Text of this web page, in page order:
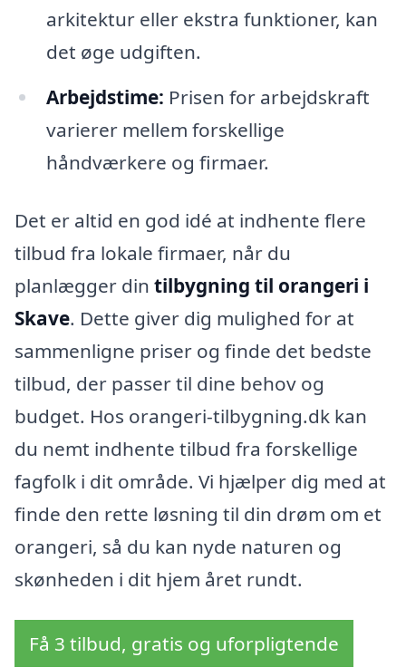
arkitektur eller ekstra funktioner, kan
det øge udgiften.
Arbejdstime: Prisen for arbejdskraft
varierer mellem forskellige
håndværkere og firmaer.
Det er altid en god idé at indhente flere
tilbud fra lokale firmaer, når du
planlægger din tilbygning til orangeri i
Skave. Dette giver dig mulighed for at
sammenligne priser og finde det bedste
tilbud, der passer til dine behov og
budget. Hos orangeri-tilbygning.dk kan
du nemt indhente tilbud fra forskellige
fagfolk i dit område. Vi hjælper dig med at
finde den rette løsning til din drøm om et
orangeri, så du kan nyde naturen og
skønheden i dit hjem året rundt.
Få 3 tilbud, gratis og uforpligtende